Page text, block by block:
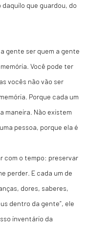
daquilo que guardou, do
gente ser quem a gente
Você pode ter
vocês não vão ser
Porque cada um
maneira. Não existem
pessoa, porque ela é
com o tempo: preservar
perder. E cada um de
dores, saberes,
dentro da gente”, ele
inventário da